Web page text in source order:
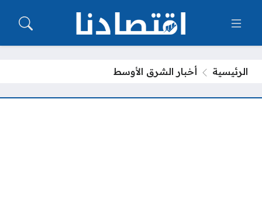
الرئيسية أخبار الشرق الأوسط